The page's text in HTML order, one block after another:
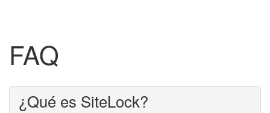
FAQ
¿Qué es SiteLock?